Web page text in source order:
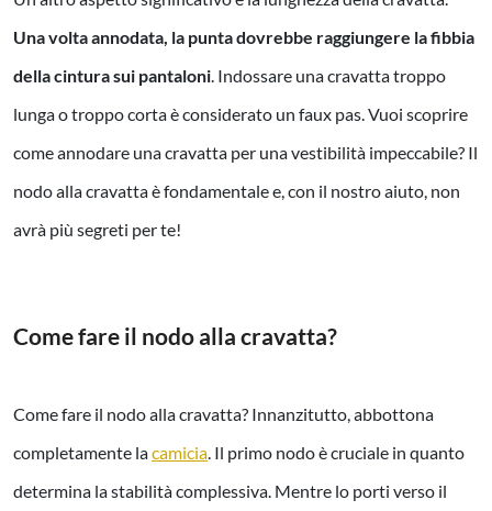
Una volta annodata, la punta dovrebbe raggiungere la fibbia
della cintura sui pantaloni. Indossare una cravatta troppo
lunga o troppo corta è considerato un faux pas. Vuoi scoprire
come annodare una cravatta per una vestibilità impeccabile? Il
nodo alla cravatta è fondamentale e, con il nostro aiuto, non
avrà più segreti per te!
Come fare il nodo alla cravatta?
Come fare il nodo alla cravatta? Innanzitutto, abbottona
completamente lacamicia. Il primo nodo è cruciale in quanto
determina la stabilità complessiva. Mentre lo porti verso il